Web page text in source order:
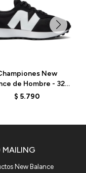
New
de Hombre - 327
- BLACK
$ 5.790
MAILING
New Balance